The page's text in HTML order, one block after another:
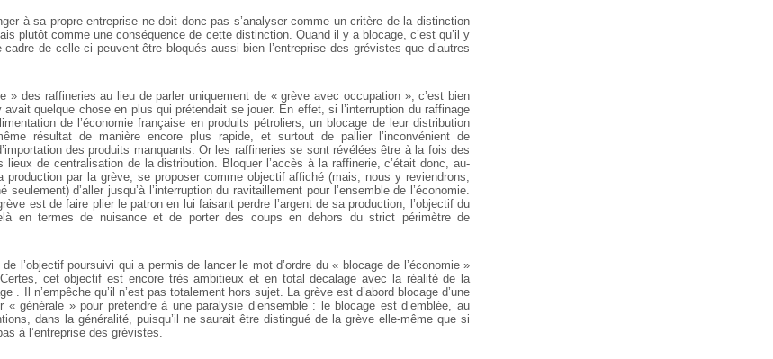
à sa propre entreprise ne doit donc pas s’analyser comme un critère de la distinction
plutôt comme une conséquence de cette distinction. Quand il y a blocage, c’est qu’il y
de celle-ci peuvent être bloqués aussi bien l’entreprise des grévistes que d’autres
» des raffineries au lieu de parler uniquement de « grève avec occupation », c’est bien
avait quelque chose en plus qui prétendait se jouer. En effet, si l’interruption du raffinage
de l’économie française en produits pétroliers, un blocage de leur distribution
résultat de manière encore plus rapide, et surtout de pallier l’inconvénient de
des produits manquants. Or les raffineries se sont révélées être à la fois des
lieux de centralisation de la distribution. Bloquer l’accès à la raffinerie, c’était donc, au-
production par la grève, se proposer comme objectif affiché (mais, nous y reviendrons,
d’aller jusqu’à l’interruption du ravitaillement pour l’ensemble de l’économie.
est de faire plier le patron en lui faisant perdre l’argent de sa production, l’objectif du
en termes de nuisance et de porter des coups en dehors du strict périmètre de
l’objectif poursuivi qui a permis de lancer le mot d’ordre du « blocage de l’économie »
cet objectif est encore très ambitieux et en total décalage avec la réalité de la
. Il n’empêche qu’il n’est pas totalement hors sujet. La grève est d’abord blocage d’une
générale » pour prétendre à une paralysie d’ensemble : le blocage est d’emblée, au
dans la généralité, puisqu’il ne saurait être distingué de la grève elle-même que si
à l’entreprise des grévistes.